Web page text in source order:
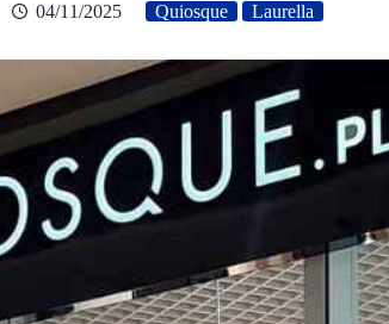
04/11/2025 Quiosque Laurella